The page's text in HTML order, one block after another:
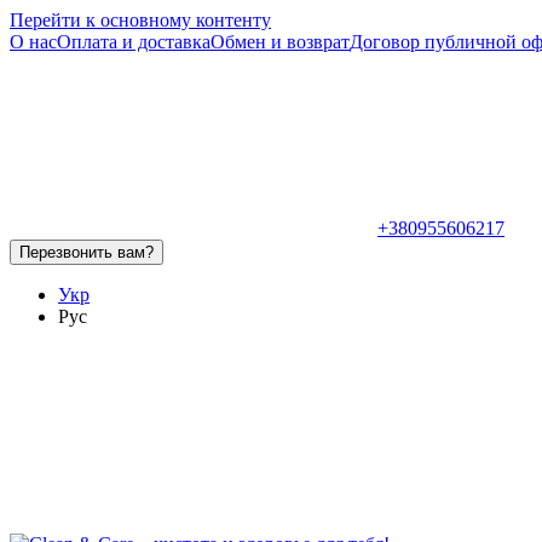
Перейти к основному контенту
О насОплата и доставкаОбмен и возвратДоговор публичной
+380955606217
Перезвонить вам?
Укр
Рус